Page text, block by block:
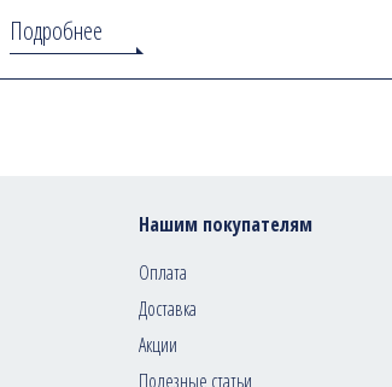
Подробнее
Нашим покупателям
Оплата
Доставка
Акции
Полезные статьи